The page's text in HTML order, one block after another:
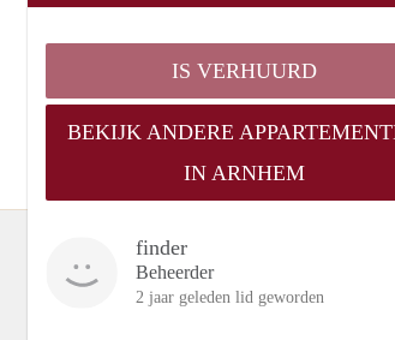
IS VERHUURD
BEKIJK ANDERE
IN ARNHEM
finder
Beheerder
2 jaar geleden lid geworden